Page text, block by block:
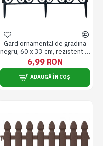
Gard ornamental de gradina
negru, 60 x 33 cm, rezistent la
conditii meteorologice, usor
de maontat, element
decorativ pentru gradina
6,99 RON
ADAUGĂ ÎN COȘ